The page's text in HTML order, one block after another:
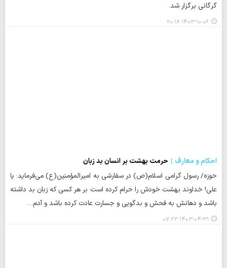
گرگانی برگزار شد.
۱۴۰۳-۱۰-۰۶ ۲۰:۱۸
احکام و معارف
حرمت بهشت بر انسان بد زبان
حوزه/ رسول گرامی اسلام(ص) در سفارشی به امیرالمؤمنین(ع) می‌فرماید: یا
علی! خداوند بهشت خودش را حرام کرده است بر هر کسی که زبان بد داشته
باشد و دهانش به فحش و بدگویی و جسارت عادت کرده باشد و آدم…
۱۴۰۳-۰۴-۳۱ ۰۷:۲۳